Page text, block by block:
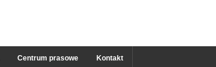
Centrum prasowe Kontakt